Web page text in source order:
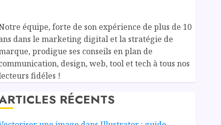
équipe, forte de son expérience de plus de 10
dans le marketing digital et la stratégie de
prodigue ses conseils en plan de
design, web, tool et tech à tous nos
fidéles !
RÉCENTS